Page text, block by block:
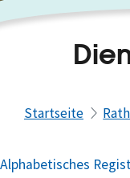
Startseite
Alphabetisches